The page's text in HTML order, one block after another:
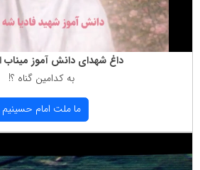
داغ شهدای دانش آموز
به كدامین گناه ؟!
ما ملت امام حسینیم